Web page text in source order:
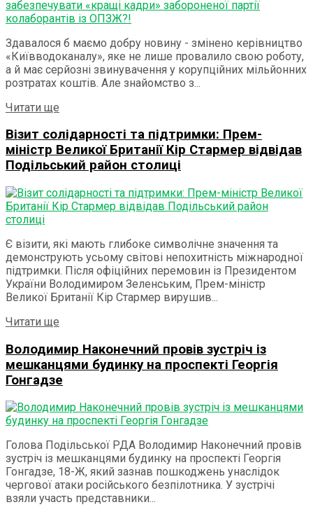
Здавалося б маємо добру новину - змінено керівництво
«Київводоканалу», яке не лише провалило свою роботу,
а й має серйозні звинувачення у корупційних мільйонних
розтратах коштів. Але знайомство з...
Читати ще
Візит солідарності та підтримки: Прем-
міністр Великої Британії Кір Стармер відвідав
Подільський район столиці
Є візити, які мають глибоке символічне значення та
демонструють усьому світові непохитність міжнародної
підтримки. Після офіційних перемовин із Президентом
України Володимиром Зеленським, Прем-міністр
Великої Британії Кір Стармер вирушив...
Читати ще
Володимир Наконечний провів зустріч із
мешканцями будинку на проспекті Георгія
Гонгадзе
Голова Подільської РДА Володимир Наконечний провів
зустріч із мешканцями будинку на проспекті Георгія
Гонгадзе, 18-Ж, який зазнав пошкоджень унаслідок
чергової атаки російського безпілотника. У зустрічі
взяли участь представники...